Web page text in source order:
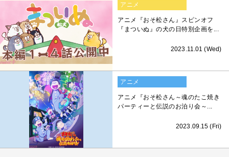
アニメ
アニメ『おそ松さん』スピンオフ
『まついぬ』の犬の日特別企画を...
2023.11.01 (Wed)
アニメ
アニメ『おそ松さん～魂のたこ焼き
パーティーと伝説のお泊り会～...
2023.09.15 (Fri)